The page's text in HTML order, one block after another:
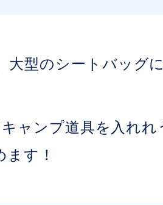
型のシートバッグ
ャンプ道具を入れ
す！